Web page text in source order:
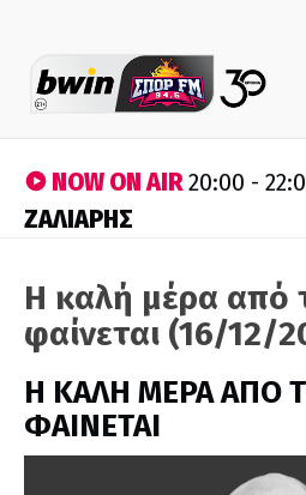
NOW ON AIR20:00 -
ΖΑΛΙΑΡΗΣ
Η καλή μέρα από
φαίνεται (16/12/
H ΚΑΛΗ ΜΕΡΑ ΑΠΟ
ΦΑΙΝΕΤΑΙ